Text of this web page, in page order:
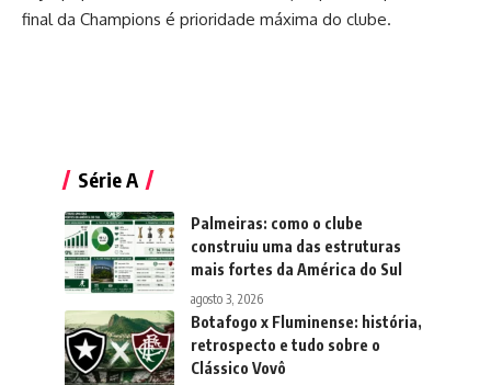
final da Champions é prioridade máxima do clube.
Série A
Palmeiras: como o clube
construiu uma das estruturas
mais fortes da América do Sul
agosto 3, 2026
Botafogo x Fluminense: história,
retrospecto e tudo sobre o
Clássico Vovô